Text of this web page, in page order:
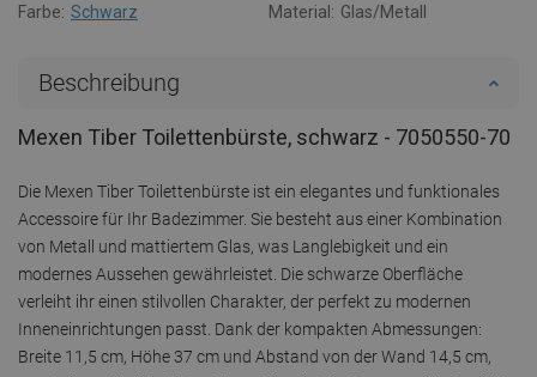
Farbe: Schwarz Material: Glas/Metall
Beschreibung
Mexen Tiber Toilettenbürste, schwarz - 7050550-70
Die Mexen Tiber Toilettenbürste ist ein elegantes und funktionales
Accessoire für Ihr Badezimmer. Sie besteht aus einer Kombination
von Metall und mattiertem Glas, was Langlebigkeit und ein
modernes Aussehen gewährleistet. Die schwarze Oberfläche
verleiht ihr einen stilvollen Charakter, der perfekt zu modernen
Inneneinrichtungen passt. Dank der kompakten Abmessungen:
Breite 11,5 cm, Höhe 37 cm und Abstand von der Wand 14,5 cm,